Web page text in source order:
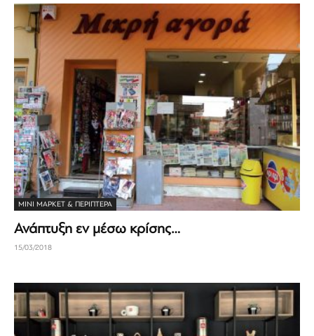
ΜΊΝΙ ΜΆΡΚΕΤ & ΠΕΡΊΠΤΕΡΑ
Ανάπτυξη εν μέσω κρίσης…
15/03/2018